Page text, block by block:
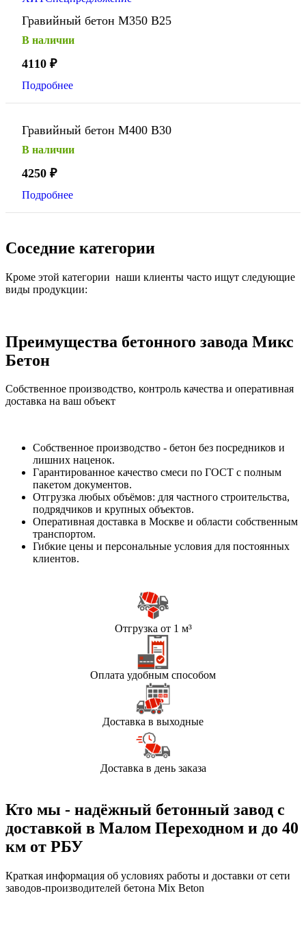
Гравийный бетон М350 В25
В наличии
4110 ₽
Подробнее
Гравийный бетон М400 В30
В наличии
4250 ₽
Подробнее
Соседние категории
Кроме этой категории наши клиенты часто ищут следующие
виды продукции:
Преимущества бетонного завода Микс
Бетон
Собственное производство, контроль качества и оперативная
доставка на ваш объект
Собственное производство - бетон без посредников и
лишних наценок.
Гарантированное качество смеси по ГОСТ с полным
пакетом документов.
Отгрузка любых объёмов: для частного строительства,
подрядчиков и крупных объектов.
Оперативная доставка в Москве и области собственным
транспортом.
Гибкие цены и персональные условия для постоянных
клиентов.
Отгрузка от 1 м³
Оплата удобным способом
Доставка в выходные
Доставка в день заказа
Кто мы - надёжный бетонный завод с
доставкой в Малом Переходном и до 40
км от РБУ
Краткая информация об условиях работы и доставки от сети
заводов-производителей бетона Mix Beton